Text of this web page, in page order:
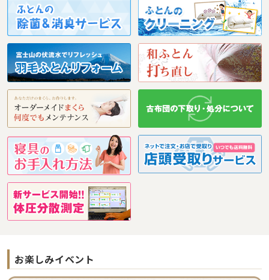
お楽しみイベント